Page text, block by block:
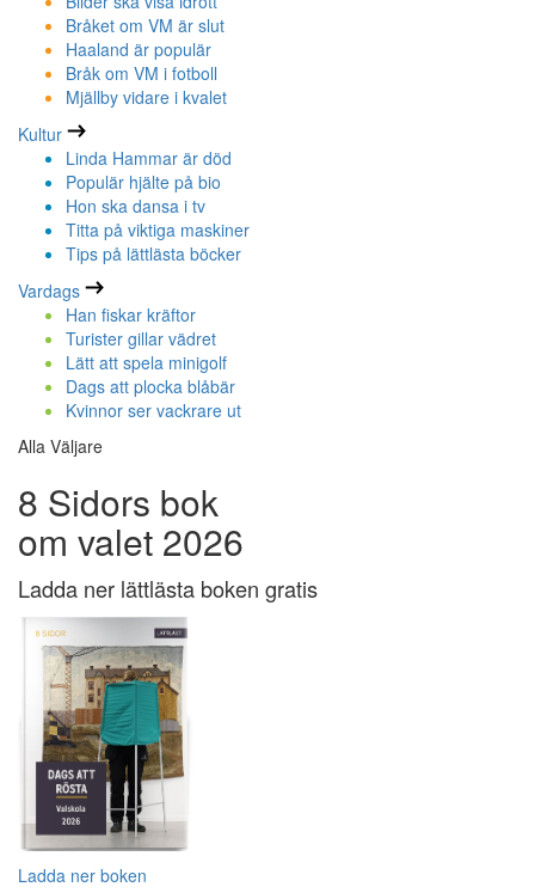
Bråket om VM är slut
Haaland är populär
Bråk om VM i fotboll
Mjällby vidare i kvalet
Kultur
Linda Hammar är död
Populär hjälte på bio
Hon ska dansa i tv
Titta på viktiga maskiner
Tips på lättlästa böcker
Vardags
Han fiskar kräftor
Turister gillar vädret
Lätt att spela minigolf
Dags att plocka blåbär
Kvinnor ser vackrare ut
Alla Väljare
8 Sidors bok
om valet 2026
Ladda ner lättlästa boken gratis
Ladda ner boken